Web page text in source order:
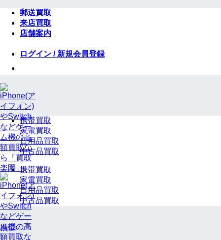
Skip
content
郵送買取
来店買取
店舗案内
ログイン / 新規会員登録
携帯買取
家電買取
日用品買取
中古品買取
携帯買取
家電買取
日用品買取
中古品買取
携帯